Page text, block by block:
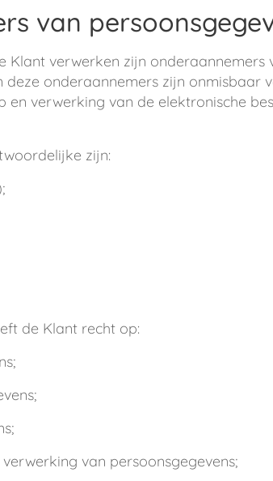
van
Klant verwerken zijn onderaannemers
onderaannemers zijn onmisbaar
verwerking van de elektronische
zijn:
de Klant recht op:
van persoonsgegevens;